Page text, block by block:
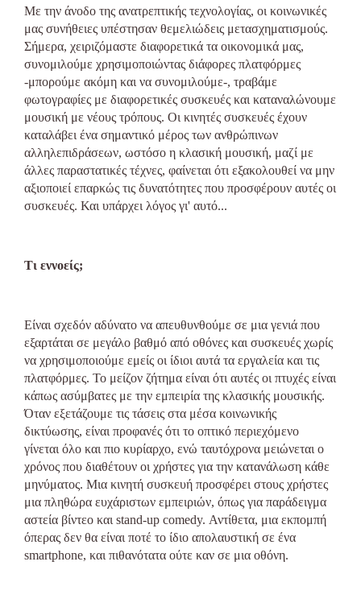
Με την άνοδο της ανατρεπτικής τεχνολογίας, οι κοινωνικές
μας συνήθειες υπέστησαν θεμελιώδεις μετασχηματισμούς.
Σήμερα, χειριζόμαστε διαφορετικά τα οικονομικά μας,
συνομιλούμε χρησιμοποιώντας διάφορες πλατφόρμες
-μπορούμε ακόμη και να συνομιλούμε-, τραβάμε
φωτογραφίες με διαφορετικές συσκευές και καταναλώνουμε
μουσική με νέους τρόπους. Οι κινητές συσκευές έχουν
καταλάβει ένα σημαντικό μέρος των ανθρώπινων
αλληλεπιδράσεων, ωστόσο η κλασική μουσική, μαζί με
άλλες παραστατικές τέχνες, φαίνεται ότι εξακολουθεί να μην
αξιοποιεί επαρκώς τις δυνατότητες που προσφέρουν αυτές οι
συσκευές. Και υπάρχει λόγος γι' αυτό...
Τι εννοείς;
Είναι σχεδόν αδύνατο να απευθυνθούμε σε μια γενιά που
εξαρτάται σε μεγάλο βαθμό από οθόνες και συσκευές χωρίς
να χρησιμοποιούμε εμείς οι ίδιοι αυτά τα εργαλεία και τις
πλατφόρμες. Το μείζον ζήτημα είναι ότι αυτές οι πτυχές είναι
κάπως ασύμβατες με την εμπειρία της κλασικής μουσικής.
Όταν εξετάζουμε τις τάσεις στα μέσα κοινωνικής
δικτύωσης, είναι προφανές ότι το οπτικό περιεχόμενο
γίνεται όλο και πιο κυρίαρχο, ενώ ταυτόχρονα μειώνεται ο
χρόνος που διαθέτουν οι χρήστες για την κατανάλωση κάθε
μηνύματος. Μια κινητή συσκευή προσφέρει στους χρήστες
μια πληθώρα ευχάριστων εμπειριών, όπως για παράδειγμα
αστεία βίντεο και stand-up comedy. Αντίθετα, μια εκπομπή
όπερας δεν θα είναι ποτέ το ίδιο απολαυστική σε ένα
smartphone, και πιθανότατα ούτε καν σε μια οθόνη.